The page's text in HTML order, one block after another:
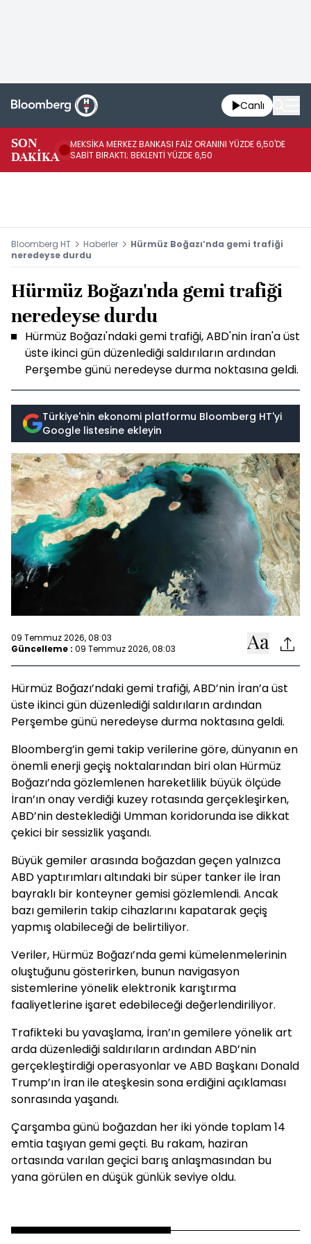
Canlı
SON
DAKİKA
MEKSİKA MERKEZ BANKASI FAİZ ORANINI YÜZDE 6,50'DE
SABİT BIRAKTI; BEKLENTİ YÜZDE 6,50
Bloomberg HT Haberler
Hürmüz Boğazı’nda gemi trafiği
neredeyse durdu
Hürmüz Boğazı'nda gemi trafiği
neredeyse durdu
Hürmüz Boğazı'ndaki gemi trafiği, ABD'nin İran'a üst
üste ikinci gün düzenlediği saldırıların ardından
Perşembe günü neredeyse durma noktasına geldi.
Türkiye'nin ekonomi platformu Bloomberg HT'yi
Google listesine ekleyin
09 Temmuz 2026, 08:03
Güncelleme : 09 Temmuz 2026, 08:03
Hürmüz Boğazı’ndaki gemi trafiği, ABD’nin İran’a üst
üste ikinci gün düzenlediği saldırıların ardından
Perşembe günü neredeyse durma noktasına geldi.
Bloomberg’in gemi takip verilerine göre, dünyanın en
önemli enerji geçiş noktalarından biri olan Hürmüz
Boğazı’nda gözlemlenen hareketlilik büyük ölçüde
İran’ın onay verdiği kuzey rotasında gerçekleşirken,
ABD’nin desteklediği Umman koridorunda ise dikkat
çekici bir sessizlik yaşandı.
Büyük gemiler arasında boğazdan geçen yalnızca
ABD yaptırımları altındaki bir süper tanker ile İran
bayraklı bir konteyner gemisi gözlemlendi. Ancak
bazı gemilerin takip cihazlarını kapatarak geçiş
yapmış olabileceği de belirtiliyor.
Veriler, Hürmüz Boğazı’nda gemi kümelenmelerinin
oluştuğunu gösterirken, bunun navigasyon
sistemlerine yönelik elektronik karıştırma
faaliyetlerine işaret edebileceği değerlendiriliyor.
Trafikteki bu yavaşlama, İran’ın gemilere yönelik art
arda düzenlediği saldırıların ardından ABD’nin
gerçekleştirdiği operasyonlar ve ABD Başkanı Donald
Trump’ın İran ile ateşkesin sona erdiğini açıklaması
sonrasında yaşandı.
Çarşamba günü boğazdan her iki yönde toplam 14
emtia taşıyan gemi geçti. Bu rakam, haziran
ortasında varılan geçici barış anlaşmasından bu
yana görülen en düşük günlük seviye oldu.